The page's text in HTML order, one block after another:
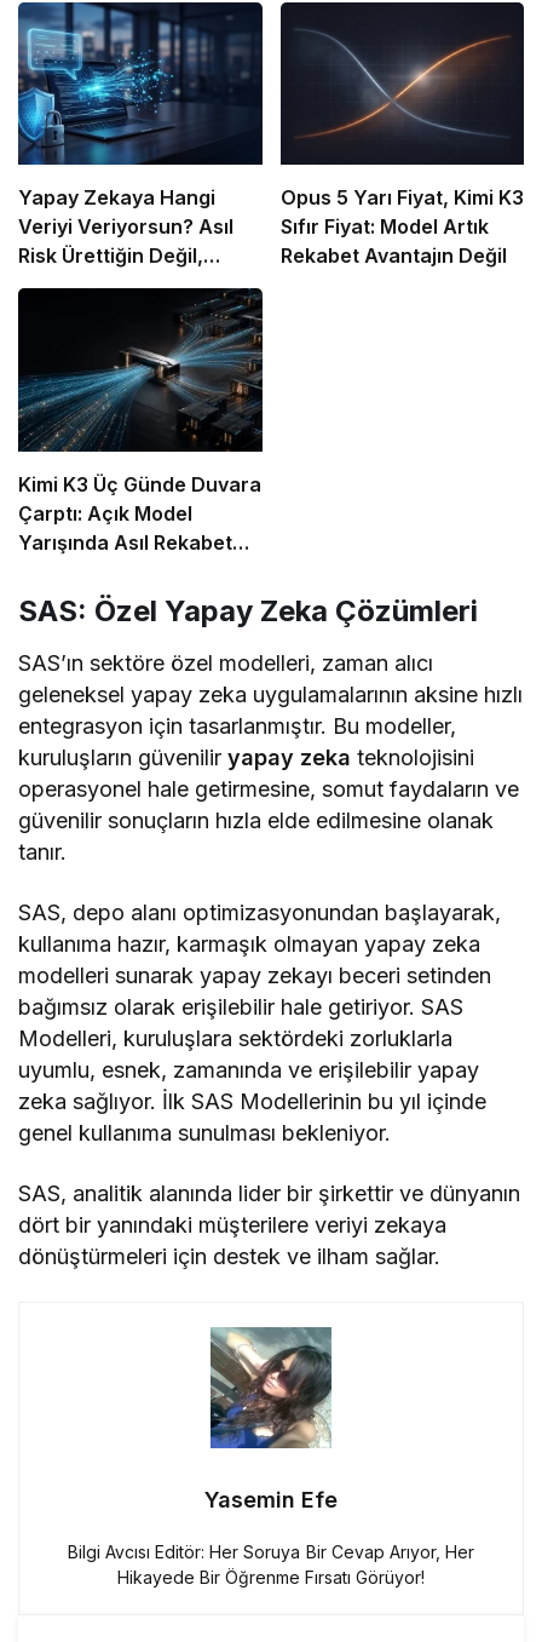
Yapay Zekaya Hangi
Veriyi Veriyorsun? Asıl
Risk Ürettiğin Değil,
Verdiğin Veride
Opus 5 Yarı Fiyat, Kimi K3
Sıfır Fiyat: Model Artık
Rekabet Avantajın Değil
Kimi K3 Üç Günde Duvara
Çarptı: Açık Model
Yarışında Asıl Rekabet
SAS: Özel Yapay Zeka Çözümleri
SAS’ın sektöre özel modelleri, zaman alıcı
geleneksel yapay zeka uygulamalarının aksine hızlı
entegrasyon için tasarlanmıştır. Bu modeller,
kuruluşların güveniliryapay zeka teknolojisini
operasyonel hale getirmesine, somut faydaların ve
güvenilir sonuçların hızla elde edilmesine olanak
tanır.
SAS, depo alanı optimizasyonundan başlayarak,
kullanıma hazır, karmaşık olmayan yapay zeka
modelleri sunarak yapay zekayı beceri setinden
bağımsız olarak erişilebilir hale getiriyor. SAS
Modelleri, kuruluşlara sektördeki zorluklarla
uyumlu, esnek, zamanında ve erişilebilir yapay
zeka sağlıyor. İlk SAS Modellerinin bu yıl içinde
genel kullanıma sunulması bekleniyor.
SAS, analitik alanında lider bir şirkettir ve dünyanın
dört bir yanındaki müşterilere veriyi zekaya
dönüştürmeleri için destek ve ilham sağlar.
Yasemin Efe
Bilgi Avcısı Editör: Her Soruya Bir Cevap Arıyor, Her
Hikayede Bir Öğrenme Fırsatı Görüyor!